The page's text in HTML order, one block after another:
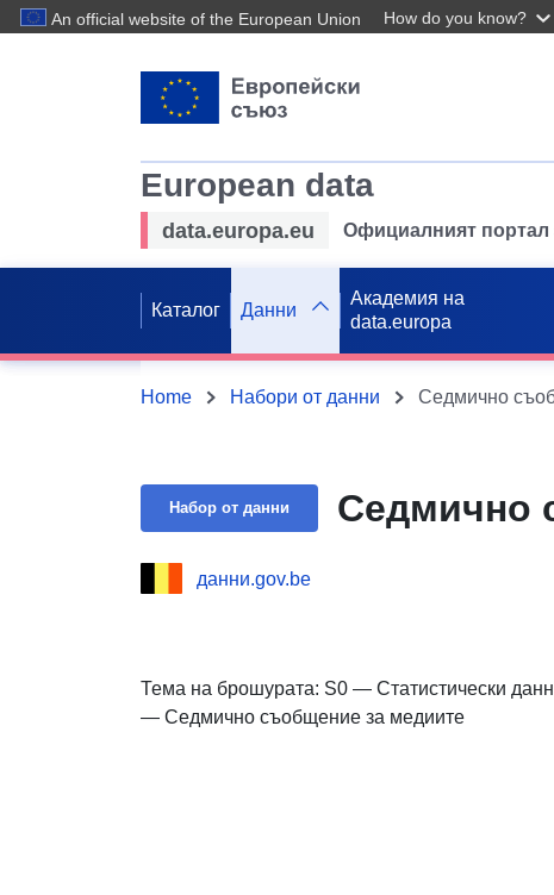
An official website of the European Union How do you know?
European data
data.europa.eu Официалният портал
Каталог Данни
Академия на
data.europa
Home Набори от данни Седмично
Набор от данни Седмично
данни.gov.be
Тема на брошурата: S0 — Статистически
— Седмично съобщение за медиите